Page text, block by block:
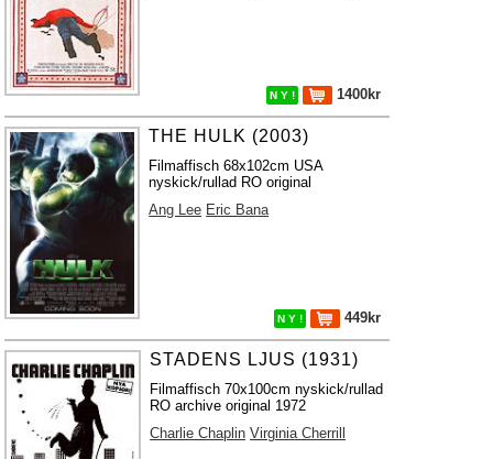
N Y ! 1400kr
THE HULK (2003)
Filmaffisch 68x102cm USA
nyskick/rullad RO original
Ang Lee Eric Bana
N Y ! 449kr
STADENS LJUS (1931)
Filmaffisch 70x100cm nyskick/rullad
RO archive original 1972
Charlie Chaplin Virginia Cherrill